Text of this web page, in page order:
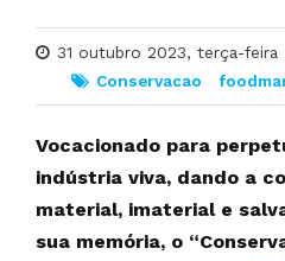
31 outubro 2023, terça-feira
Conservacao
Vocacionado para
indústria viva, dando a
material, imaterial e
sua memória, o